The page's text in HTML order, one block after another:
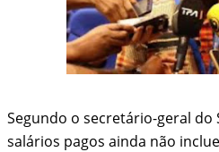
Segundo o secretário-geral do
salários pagos ainda não